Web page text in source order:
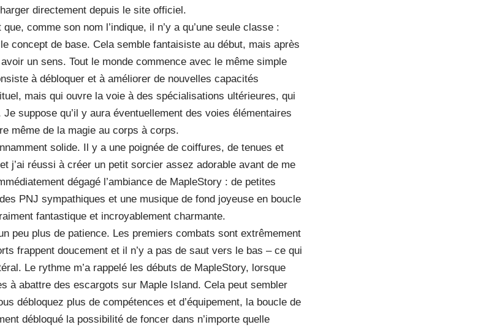
directement depuis le site officiel.
comme son nom l’indique, il n’y a qu’une seule classe :
concept de base. Cela semble fantaisiste au début, mais après
un sens. Tout le monde commence avec le même simple
à débloquer et à améliorer de nouvelles capacités
mais qui ouvre la voie à des spécialisations ultérieures, qui
suppose qu’il y aura éventuellement des voies élémentaires
même de la magie au corps à corps.
solide. Il y a une poignée de coiffures, de tenues et
j’ai réussi à créer un petit sorcier assez adorable avant de me
dégagé l’ambiance de MapleStory : de petites
PNJ sympathiques et une musique de fond joyeuse en boucle
fantastique et incroyablement charmante.
peu plus de patience. Les premiers combats sont extrêmement
frappent doucement et il n’y a pas de saut vers le bas – ce qui
Le rythme m’a rappelé les débuts de MapleStory, lorsque
à abattre des escargots sur Maple Island. Cela peut sembler
débloquez plus de compétences et d’équipement, la boucle de
débloqué la possibilité de foncer dans n’importe quelle